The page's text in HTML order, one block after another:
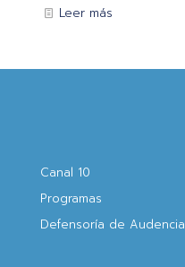
Leer más
Canal 10
Programas
Defensoría de Audencia